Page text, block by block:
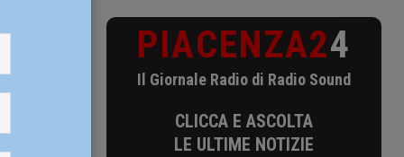
da marzo
a
PIACENZA24
Il Giornale Radio di Radio Sound
CLICCA E ASCOLTA
LE ULTIME NOTIZIE